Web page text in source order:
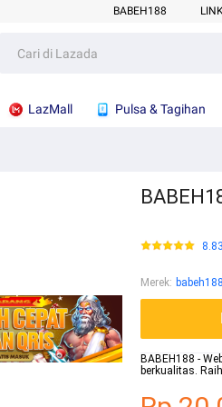
BABEH188
LazMall Pulsa & Tagihan
Merek:
BABEH188 -
berkualitas.